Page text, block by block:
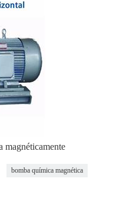
magnéticamente
bomba química magnética